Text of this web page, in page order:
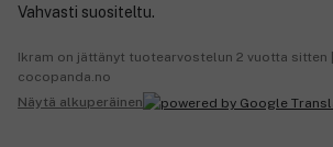
Vahvasti suositeltu.
Ikram on jättänyt tuotearvostelun 2 vuotta sitten |
cocopanda.no
Näytä alkuperäinen